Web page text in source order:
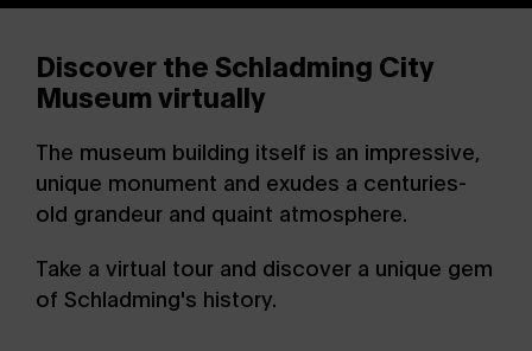
Discover the Schladming City
Museum virtually
The museum building itself is an impressive,
unique monument and exudes a centuries-
old grandeur and quaint atmosphere.
Take a virtual tour and discover a unique gem
of Schladming's history.